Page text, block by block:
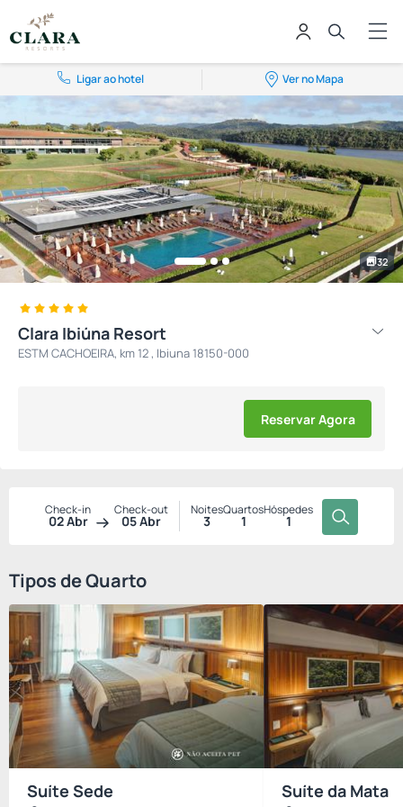
Ligar ao hotel Ver no Mapa
32
Clara Ibiúna Resort
ESTM CACHOEIRA, km 12 , Ibiuna 18150-000
Reservar Agora
Check-in
02 Abr
Check-out
05 Abr
Noites
3
Quartos
1
Hóspedes
1
Tipos de Quarto
Suíte Sede Suíte da Mata